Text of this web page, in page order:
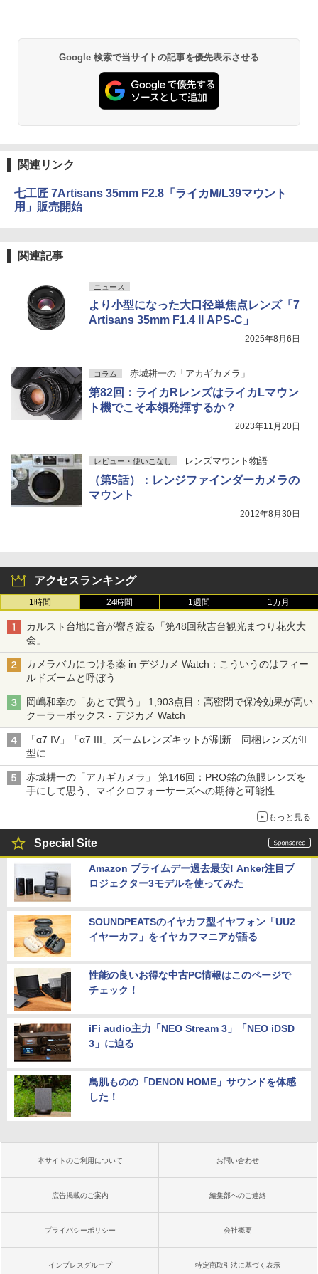
Google 検索で当サイトの記事を優先表示させる
関連リンク
七工匠 7Artisans 35mm F2.8「ライカM/L39マウント
用」販売開始
関連記事
ニュース
より小型になった大口径単焦点レンズ「7
Artisans 35mm F1.4 II APS-C」
2025年8月6日
コラム 赤城耕一の「アカギカメラ」
第82回：ライカRレンズはライカLマウン
ト機でこそ本領発揮するか？
2023年11月20日
レビュー・使いこなし レンズマウント物語
（第5話）：レンジファインダーカメラの
マウント
2012年8月30日
アクセスランキング
1時間 24時間 1週間 1カ月
カルスト台地に音が響き渡る「第48回秋吉台観光まつり花火大
会」
カメラバカにつける薬 in デジカメ Watch：こういうのはフィー
ルドズームと呼ぼう
岡嶋和幸の「あとで買う」 1,903点目：高密閉で保冷効果が高い
クーラーボックス - デジカメ Watch
「α7 IV」「α7 III」ズームレンズキットが刷新 同梱レンズがII
型に
赤城耕一の「アカギカメラ」 第146回：PRO銘の魚眼レンズを
手にして思う、マイクロフォーサーズへの期待と可能性
もっと見る
Special Site
Amazon プライムデー過去最安! Anker注目プ
ロジェクター3モデルを使ってみた
SOUNDPEATSのイヤカフ型イヤフォン「UU2
イヤーカフ」をイヤカフマニアが語る
性能の良いお得な中古PC情報はこのページで
チェック！
iFi audio主力「NEO Stream 3」「NEO iDSD
3」に迫る
鳥肌ものの「DENON HOME」サウンドを体感
した！
本サイトのご利用について お問い合わせ
広告掲載のご案内 編集部へのご連絡
プライバシーポリシー 会社概要
インプレスグループ 特定商取引法に基づく表示